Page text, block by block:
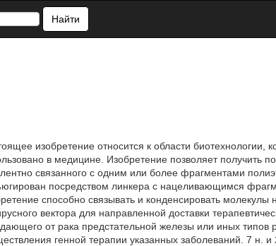
Найти
изобретение относится к области
в медицине. Изобретение позволяет получить
связанного с одним или более фрагментами
посредством линкера с нацеливающимся
способно связывать и конденсировать
вектора для направленной доставки
от рака предстательной железы или иных типов
генной терапии указанных заболеваний. 7 н.